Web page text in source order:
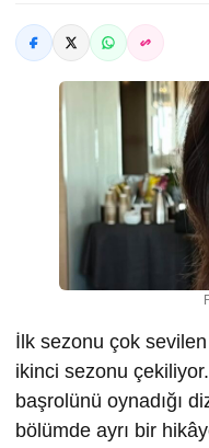
İlk sezonu çok sevilen
ikinci sezonu çekiliyor.
başrolünü oynadığı
bölümde ayrı bir